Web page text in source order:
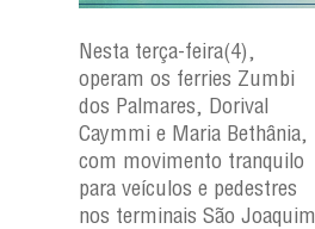
Nesta terça-feira(4),
operam os ferries Zumbi
dos Palmares, Dorival
Caymmi e Maria Bethânia,
com movimento tranquilo
para veículos e pedestres
nos terminais São Joaquim